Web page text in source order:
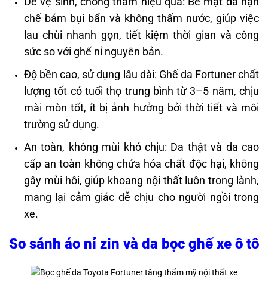
chế bám bụi bẩn và không thấm nước, giúp việc
lau chùi nhanh gọn, tiết kiệm thời gian và công
sức so với ghế nỉ nguyên bản.
Độ bền cao, sử dụng lâu dài: Ghế da Fortuner chất
lượng tốt có tuổi thọ trung bình từ 3–5 năm, chịu
mài mòn tốt, ít bị ảnh hưởng bởi thời tiết và môi
trường sử dụng.
An toàn, không mùi khó chịu: Da thật và da cao
cấp an toàn không chứa hóa chất độc hại, không
gây mùi hôi, giúp khoang nội thất luôn trong lành,
mang lại cảm giác dễ chịu cho người ngồi trong
xe.
So sánh áo nỉ zin và da bọc ghế xe ô tô